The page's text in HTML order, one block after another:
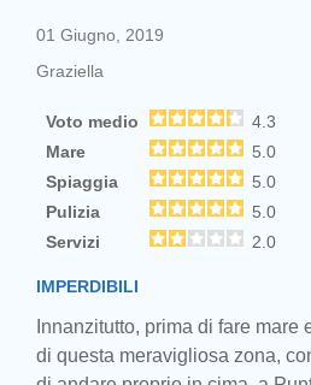
01 Giugno, 2019
Graziella
Voto medio
4.3
Mare
5.0
Spiaggia
5.0
Pulizia
5.0
Servizi
2.0
IMPERDIBILI
Innanzitutto, prima di fare mare
di questa meravigliosa zona,